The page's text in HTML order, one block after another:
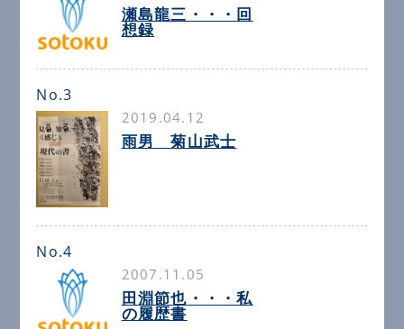
瀬島龍三・・・回
想録
No.3
2019.04.12
雨男 菊山武士
No.4
2007.11.05
田淵節也・・・私
の履歴書